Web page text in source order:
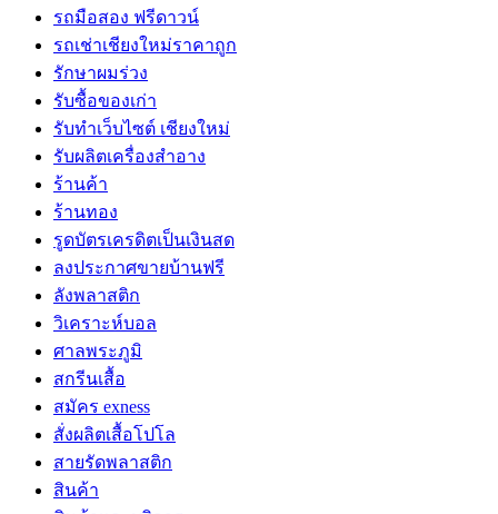
รถมือสอง ฟรีดาวน์
รถเช่าเชียงใหม่ราคาถูก
รักษาผมร่วง
รับซื้อของเก่า
รับทำเว็บไซต์ เชียงใหม่
รับผลิตเครื่องสำอาง
ร้านค้า
ร้านทอง
รูดบัตรเครดิตเป็นเงินสด
ลงประกาศขายบ้านฟรี
ลังพลาสติก
วิเคราะห์บอล
ศาลพระภูมิ
สกรีนเสื้อ
สมัคร exness
สั่งผลิตเสื้อโปโล
สายรัดพลาสติก
สินค้า